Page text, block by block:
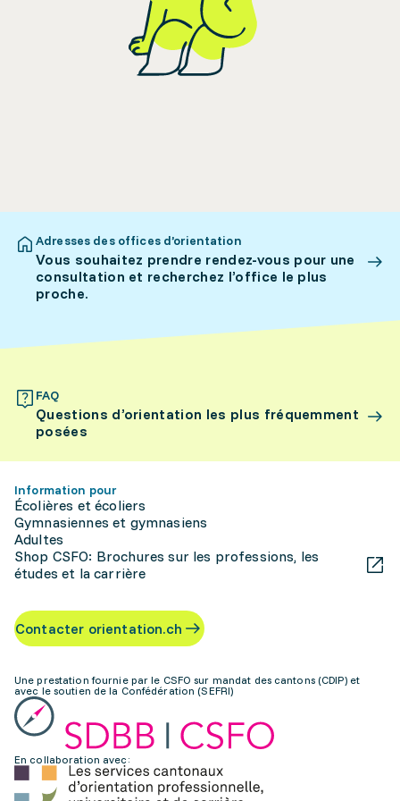
Adresses des offices d’orientation
Vous souhaitez prendre rendez-vous pour une
consultation et recherchez l’office le plus
proche.
FAQ
Questions d’orientation les plus fréquemment
posées
Information pour
Écolières et écoliers
Gymnasiennes et gymnasiens
Adultes
Shop CSFO: Brochures sur les professions, les
études et la carrière
Contacter orientation.ch
Une prestation fournie par le CSFO sur mandat des cantons (CDIP) et
avec le soutien de la Confédération (SEFRI)
En collaboration avec: